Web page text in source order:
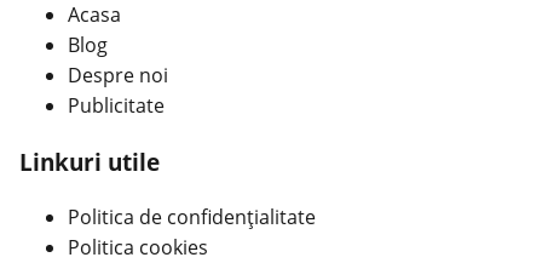
Acasa
Blog
Despre noi
Publicitate
Linkuri utile
Politica de confidențialitate
Politica cookies